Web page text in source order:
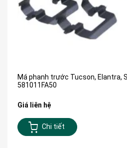
Má phanh trước Tucson, Elantra,
581011FA50
Giá liên hệ
Chi tiết